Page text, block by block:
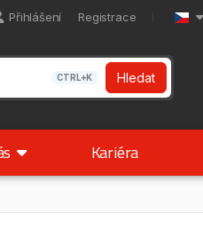
Přihlášení Registrace
CTRL+K Hledat
Kariéra